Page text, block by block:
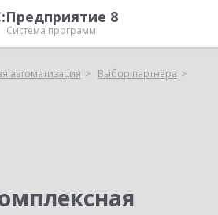
8
Система программ
автоматизация
Выбор партнёра